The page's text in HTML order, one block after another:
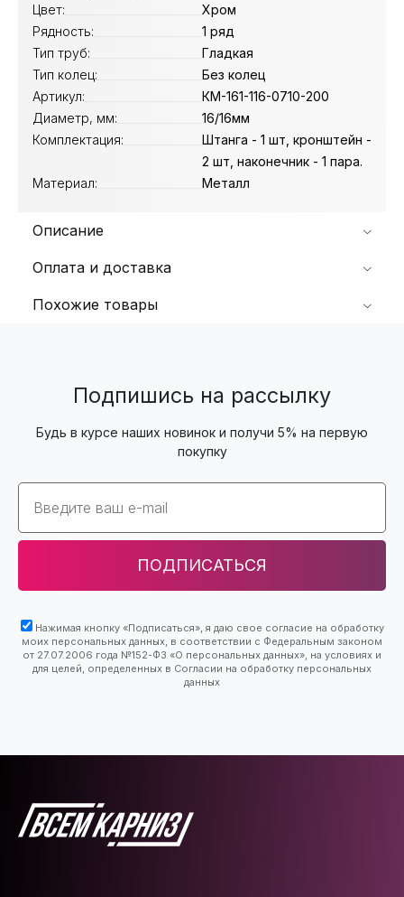
Цвет:
Хром
Рядность:
1 ряд
Тип труб:
Гладкая
Тип колец:
Без колец
Артикул:
КМ-161-116-0710-200
Диаметр, мм:
16/16мм
Комплектация:
Штанга - 1 шт, кронштейн -
2 шт, наконечник - 1 пара.
Материал:
Металл
Описание
Оплата и доставка
Похожие товары
Подпишись на рассылку
Будь в курсе наших новинок и получи 5% на первую
покупку
Email
ПОДПИСАТЬСЯ
Нажимая кнопку «Подписаться», я даю свое согласие на обработку
моих персональных данных, в соответствии с Федеральным законом
от 27.07.2006 года №152-ФЗ «О персональных данных», на условиях и
для целей, определенных в Согласии на обработку персональных
данных